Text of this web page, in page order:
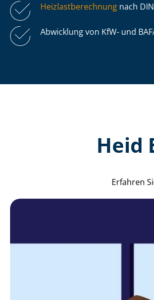
Heiz­last­be­rech­nung nach
Abwicklung von KfW- und
Heid
Erfahren